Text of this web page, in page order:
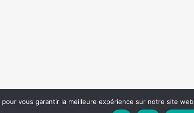
vous garantir la meilleure expérience sur notre site